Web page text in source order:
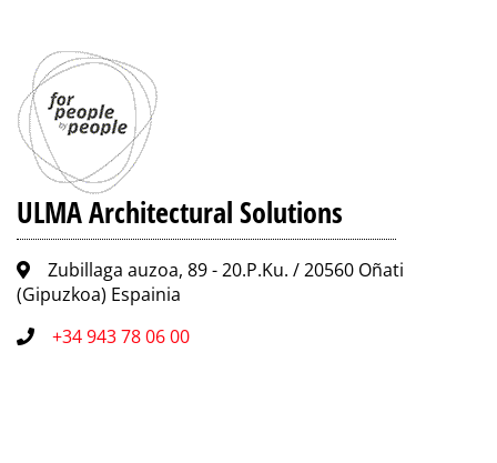
ULMA Architectural Solutions
Zubillaga auzoa, 89 - 20.P.Ku. / 20560 Oñati
(Gipuzkoa) Espainia
+34 943 78 06 00